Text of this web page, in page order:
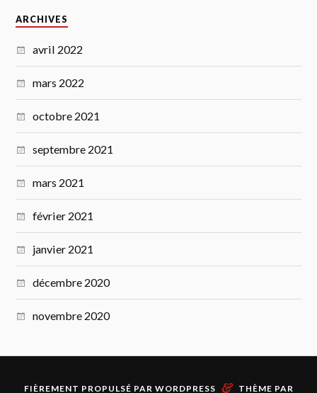
ARCHIVES
avril 2022
mars 2022
octobre 2021
septembre 2021
mars 2021
février 2021
janvier 2021
décembre 2020
novembre 2020
FIÈREMENT PROPULSÉ PAR WORDPRESS & THÈME PAR